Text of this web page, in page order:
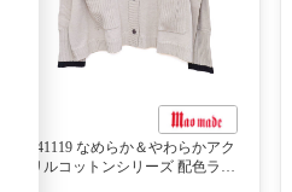
541119 なめらか＆やわらかアク
リルコットンシリーズ 配色ライ